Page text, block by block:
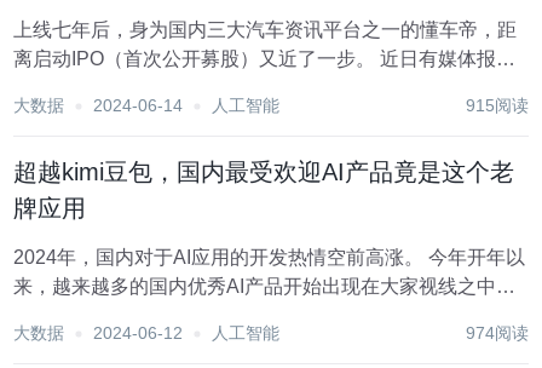
上线七年后，身为国内三大汽车资讯平台之一的懂车帝，距
离启动IPO（首次公开募股）又近了一步。 近日有媒体报道
亿美元，并为上市做准备。本轮融资，懂车帝估值可达30亿
大数据 2024-06-14 人工智能 915阅读
超越kimi豆包，国内最受欢迎AI产品竟是这个老
牌应用
2024年，国内对于AI应用的开发热情空前高涨。 今年开年以
来，越来越多的国内优秀AI产品开始出现在大家视线之中。
场景，例如聊天机器人、搜索引擎、文本工具、AI 作画等
大数据 2024-06-12 人工智能 974阅读